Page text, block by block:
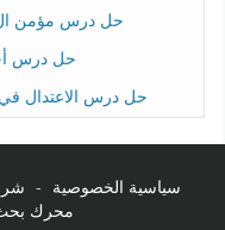
حل درس مؤمن
حل درس
حل درس الاعتدال في
سياسية الخصوصية -
محرك